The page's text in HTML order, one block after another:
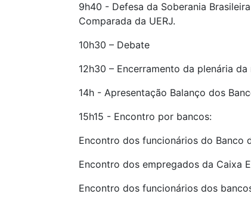
9h40 - Defesa da Soberania
Comparada da UERJ.
10h30 – Debate
12h30 – Encerramento da plenária
14h - Apresentação Balanço dos
15h15 - Encontro por bancos:
Encontro dos funcionários do Banco
Encontro dos empregados da Caixa
Encontro dos funcionários dos